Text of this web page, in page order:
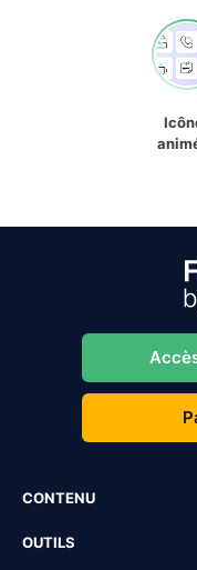
CONTENU
OUTILS